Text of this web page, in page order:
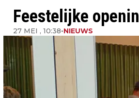
Feestelijke
27 MEI , 10:38•NIEUWS